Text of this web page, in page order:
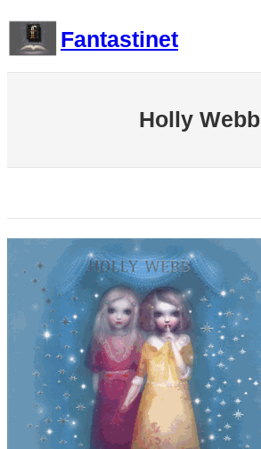
contenu
Fantastinet
Holly Webb